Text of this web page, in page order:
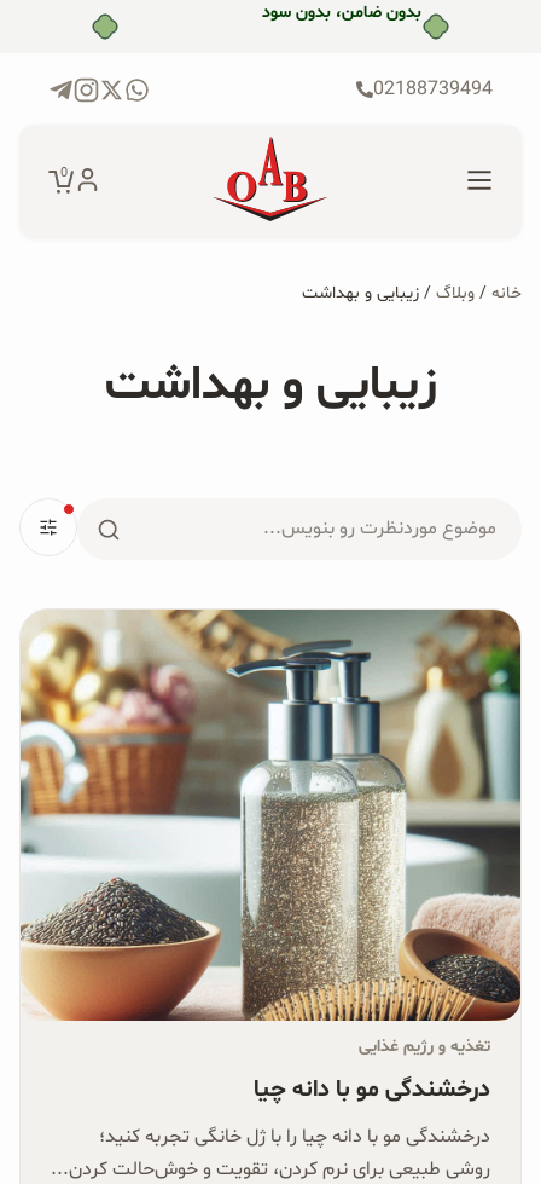
بدون ضامن، بدون سود
02188739494
0
جستجو...
محصولات جو دوسر
پودر کیک جو دوسر
شیرین کننده های طبیعی
دانه چیا
کینوا
ترشی و شور
چاشنی‌ها و سرکه‌‌ها
زیتون و روغن زیتون
رایس کیک
غلات و دانه‌های سالم
صبحانه و میان وعده
خانه / وبلاگ / زیبایی و بهداشت
زیبایی و بهداشت
برای:
تغذیه و رژیم غذایی
درخشندگی مو با دانه چیا
درخشندگی مو با دانه چیا را با ژل خانگی تجربه کنید؛
روشی طبیعی برای نرم کردن، تقویت و خوش‌حالت کردن...